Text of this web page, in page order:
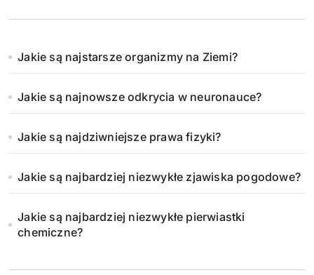
Jakie są najstarsze organizmy na Ziemi?
Jakie są najnowsze odkrycia w neuronauce?
Jakie są najdziwniejsze prawa fizyki?
Jakie są najbardziej niezwykłe zjawiska pogodowe?
Jakie są najbardziej niezwykłe pierwiastki
chemiczne?